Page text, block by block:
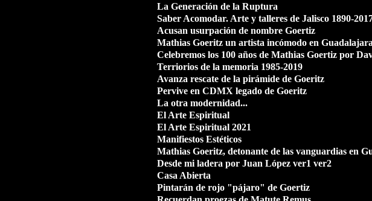
La Generación de la Ruptura
Saber Acomodar. Arte y talleres de Jalisco 1890-
Acusan usurpación de nombre Goertiz
Mathias Goeritz un artista incómodo en Guadalajara
Celebremos los 100 años de Mathias Goertiz por
Terriorios de la memoria 1985-2019
Avanza rescate de la pirámide de Goeritz
Pervive en CDMX legado de Goeritz
La otra modernidad...
El Arte Espiritual
El Arte Espiritual 2021
Manifiestos Estéticos
Mathias Goeritz, detonante de las vanguardias en
Desde mi ladera por Juan López ver1 ver2r
Casa Abierta
Pintarán de rojo "pájaro" de Goertiz